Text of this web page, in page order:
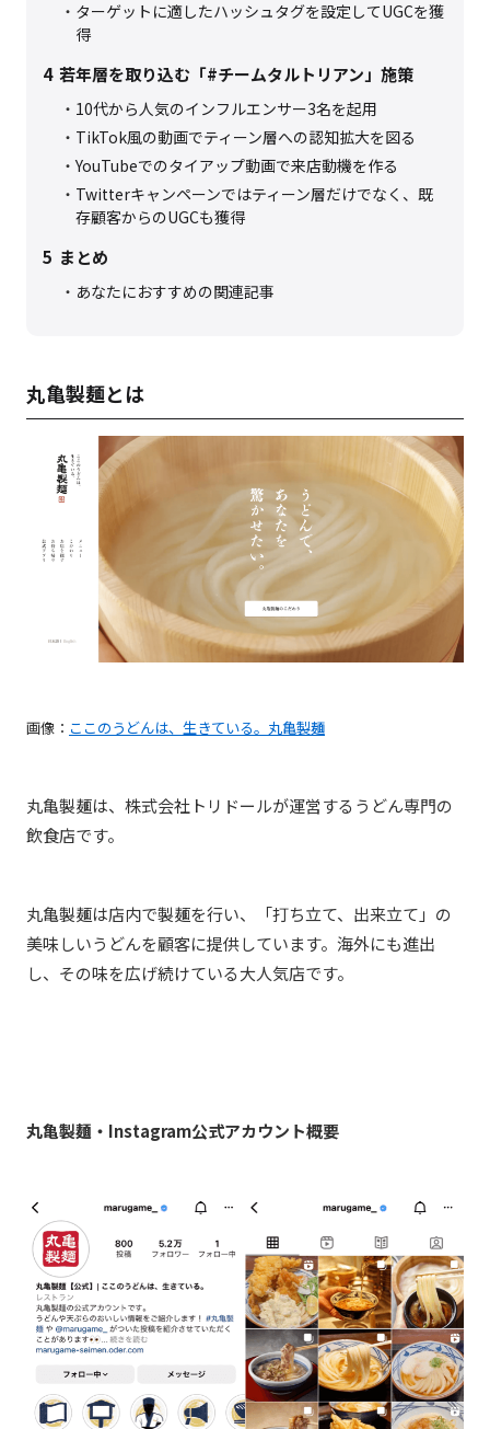
ターゲットに適したハッシュタグを設定してUGCを獲
得
4 若年層を取り込む「#チームタルトリアン」施策
10代から人気のインフルエンサー3名を起用
TikTok風の動画でティーン層への認知拡大を図る
YouTubeでのタイアップ動画で来店動機を作る
Twitterキャンペーンではティーン層だけでなく、既
存顧客からのUGCも獲得
5 まとめ
あなたにおすすめの関連記事
丸亀製麺とは
画像： ここのうどんは、生きている。丸亀製麺
丸亀製麺は、株式会社トリドールが運営するうどん専門の
飲食店です。
丸亀製麺は店内で製麺を行い、「打ち立て、出来立て」の
美味しいうどんを顧客に提供しています。海外にも進出
し、その味を広げ続けている大人気店です。
丸亀製麺・Instagram公式アカウント概要